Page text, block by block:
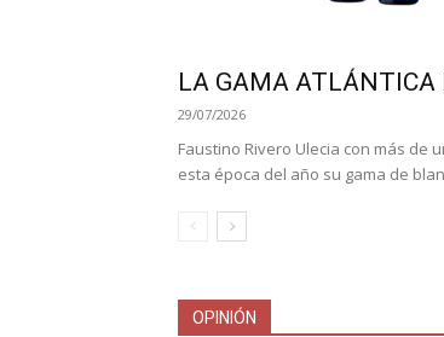
LA GAMA ATLÁNTICA
29/07/2026
Faustino Rivero Ulecia con más de
esta época del año su gama de
OPINIÓN